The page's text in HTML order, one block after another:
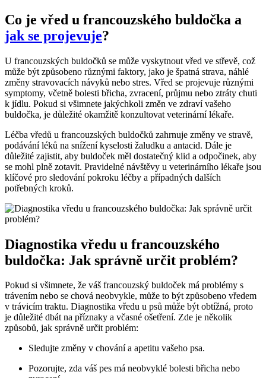
Co je vřed u francouzského buldočka a
jak se projevuje?
U francouzských buldočků se může vyskytnout vřed ve střevě, což
může být způsobeno různými faktory, jako je špatná strava, náhlé
změny stravovacích návyků nebo stres. Vřed se projevuje různými
symptomy, včetně bolesti břicha, zvracení, průjmu nebo ztráty chuti
k jídlu. Pokud si všimnete jakýchkoli změn ve zdraví vašeho
buldočka, je důležité okamžitě konzultovat veterinární lékaře.
Léčba vředů u francouzských buldočků zahrnuje změny ve stravě,
podávání léků na snížení kyselosti žaludku a antacid. Dále je
důležité zajistit, aby buldoček měl dostatečný klid a odpočinek, aby
se mohl plně zotavit. Pravidelné návštěvy u veterinárního lékaře jsou
klíčové pro sledování pokroku léčby a případných dalších
potřebných kroků.
Diagnostika vředu u francouzského
buldočka: Jak správně určit problém?
Pokud si všimnete, že váš francouzský buldoček má problémy s
trávením nebo se chová neobvykle, může to být způsobeno vředem
v trávicím traktu. Diagnostika vředu u psů může být obtížná, proto
je důležité dbát na příznaky a včasné ošetření. Zde je několik
způsobů, jak správně určit problém:
Sledujte změny v chování a apetitu vašeho psa.
Pozorujte, zda váš pes má neobvyklé bolesti břicha nebo